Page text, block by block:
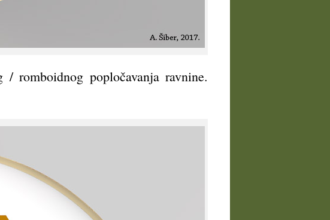
romboidnog popločavanja ravnine.